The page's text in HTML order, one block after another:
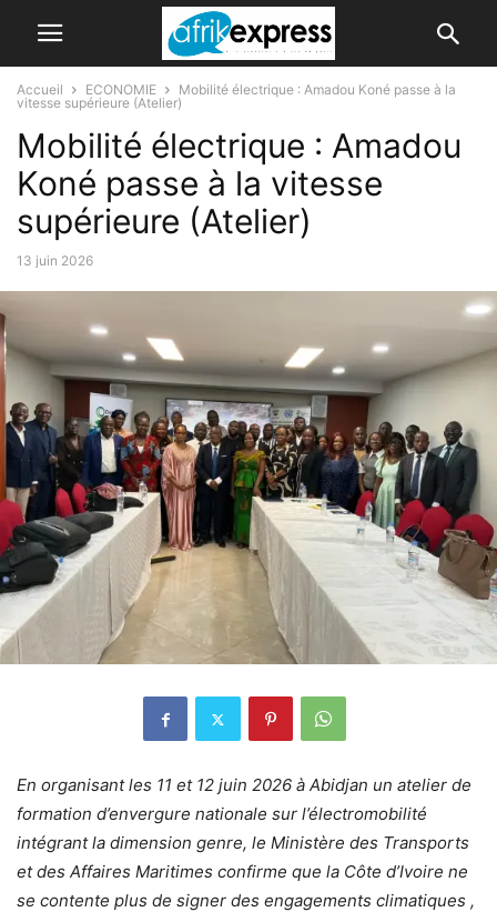
Accueil ECONOMIE
Mobilité électrique : Amadou Koné passe à la
vitesse supérieure (Atelier)
Mobilité électrique : Amadou
Koné passe à la vitesse
supérieure (Atelier)
13 juin 2026
En organisant les 11 et 12 juin 2026 à Abidjan un atelier de
formation d’envergure nationale sur l’électromobilité
intégrant la dimension genre, le Ministère des Transports
et des Affaires Maritimes confirme que la Côte d’Ivoire ne
se contente plus de signer des engagements climatiques ,